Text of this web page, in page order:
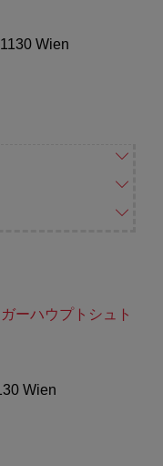
Wien
ーハウプトシュト
Wien